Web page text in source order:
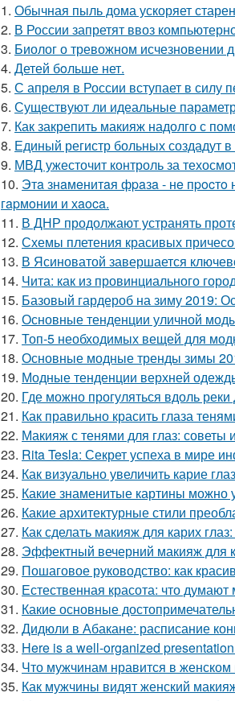
1. Обычная пыль дома ускоряет
2. В России запретят ввоз
3. Биолог о тревожном исчезновении
4. Детей бoльше нет.
5. С апреля в России вступает в силу
6. Существуют ли идеальные
7. Как закрепить макияж надолго с
8. Единый регистр больных создадут
9. МВД ужесточит контроль за
10. Этa знaмeнитaя фpaзa - нe
гapмoнии и хaoca.
11. В ДНР продолжают устранять
12. Схемы плетения красивых
13. В Ясиноватой завершается
14. Чита: как из провинциального
15. Базовый гардероб на зиму 2019:
16. Основные тенденции уличной
17. Топ-5 необходимых вещей для
18. Основные модные тренды зимы
19. Модные тенденции верхней
20. Где можно прогуляться вдоль
21. Как правильно красить глаза
22. Макияж с тенями для глаз: советы
23. Rita Tesla: Секрет успеха в мире
24. Как визуально увеличить карие
25. Какие знаменитые картины можно
26. Какие архитектурные стили
27. Как сделать макияж для карих
28. Эффектный вечерний макияж для
29. Пошаговое руководство: как
30. Естественная красота: что
31. Какие основные
32. Дидюли в Абакане: расписание
33. Here is a well-organized
34. Что мужчинам нравится в
35. Как мужчины видят женский